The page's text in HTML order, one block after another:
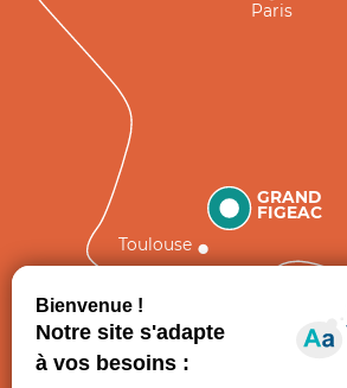
GRAND
FIGEAC
Toulouse
Paris